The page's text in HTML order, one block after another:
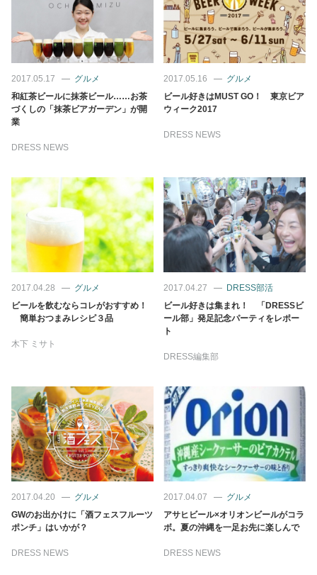
2017.05.17
グルメ
和紅茶ビールに抹茶ビール……お茶
づくしの「抹茶ビアガーデン」が開
業
DRESS NEWS
2017.05.16
グルメ
ビール好きはMUST GO！ 東京ビア
ウィーク2017
DRESS NEWS
2017.04.28
グルメ
ビールを飲むならコレがおすすめ！
簡単おつまみレシピ３品
木下 ミサト
2017.04.27
DRESS部活
ビール好きは集まれ！ 「DRESSビ
ール部」発足記念パーティをレポー
ト
DRESS編集部
2017.04.20
グルメ
GWのお出かけに「酒フェスフルーツ
ポンチ」はいかが？
DRESS NEWS
2017.04.07
グルメ
アサヒビール×オリオンビールがコラ
ボ。夏の沖縄を一足お先に楽しんで
DRESS NEWS